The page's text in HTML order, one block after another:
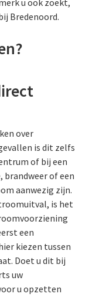
Bredenoord.
over
is dit zelfs
of bij een
of een
aanwezig zijn.
is het
een
kiezen tussen
Doet u dit bij
uw
u opzetten